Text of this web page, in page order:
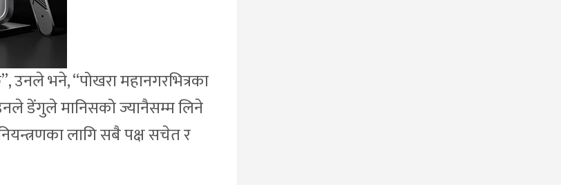
भने, “पोखरा महानगरभित्रका
डेंगुले मानिसको ज्यानैसम्म लिने
लागि सबै पक्ष सचेत र